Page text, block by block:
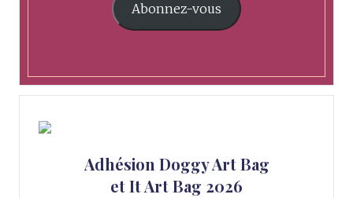
Abonnez-vous
Adhésion Doggy Art Bag
et It Art Bag 2026